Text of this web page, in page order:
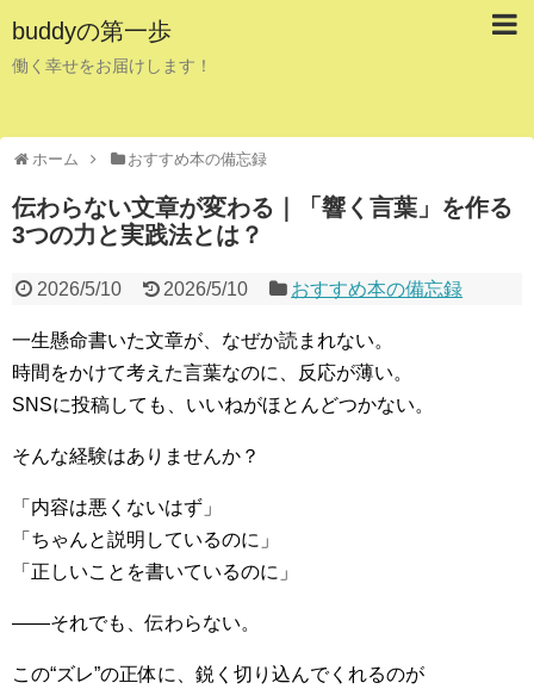
buddyの第一歩
働く幸せをお届けします！
ホーム おすすめ本の備忘録
伝わらない文章が変わる｜「響く言葉」を作る
3つの力と実践法とは？
2026/5/10 2026/5/10 おすすめ本の備忘録
一生懸命書いた文章が、なぜか読まれない。
時間をかけて考えた言葉なのに、反応が薄い。
SNSに投稿しても、いいねがほとんどつかない。
そんな経験はありませんか？
「内容は悪くないはず」
「ちゃんと説明しているのに」
「正しいことを書いているのに」
――それでも、伝わらない。
この“ズレ”の正体に、鋭く切り込んでくれるのが